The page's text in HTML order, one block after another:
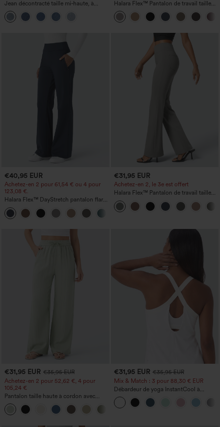
Jean décontracté taille mi‑haute, à
cordon de serrage, avec poches
Halara Flex™ Pantalon de travail taille
haute sculptant la silhouette, gainant la
taille, avec poches, jambe large en
micro-gaufre
€40,95 EUR
Achetez-en 2 pour 61,54 € ou 4 pour
123,08 €.
Halara Flex™ DayStretch pantalon flare
de travail, taille mi-haute, poche latérale
zippée
+12
€31,95 EUR
Achetez-en 2, le 3e est offert
Halara Flex™ Pantalon de travail taille
haute avec poche latérale arrière et
légère coupe évasée
€31,95 EUR €35,95 EUR
Achetez-en 2 pour 52,62 €, 4 pour
105,24 €
Pantalon taille haute à cordon avec
poches, jambe large et coupe ample,
style décontracté, effet lin
€31,95 EUR €35,95 EUR
Mix & Match : 3 pour 88,30 € EUR
Débardeur de yoga InstantCool à
encolure en U et ourlet arrondi –
UPF50+